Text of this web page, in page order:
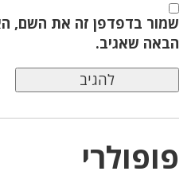
שמור בדפדפן זה את השם,
הבאה שאגיב.
פופולרי